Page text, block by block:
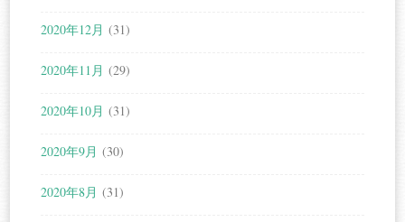
2020年12月 (31)
2020年11月 (29)
2020年10月 (31)
2020年9月 (30)
2020年8月 (31)